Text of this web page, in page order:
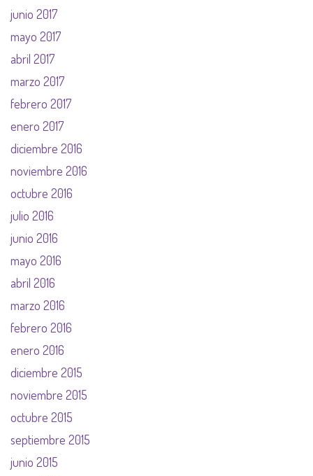
junio 2017
mayo 2017
abril 2017
marzo 2017
febrero 2017
enero 2017
diciembre 2016
noviembre 2016
octubre 2016
julio 2016
junio 2016
mayo 2016
abril 2016
marzo 2016
febrero 2016
enero 2016
diciembre 2015
noviembre 2015
octubre 2015
septiembre 2015
junio 2015